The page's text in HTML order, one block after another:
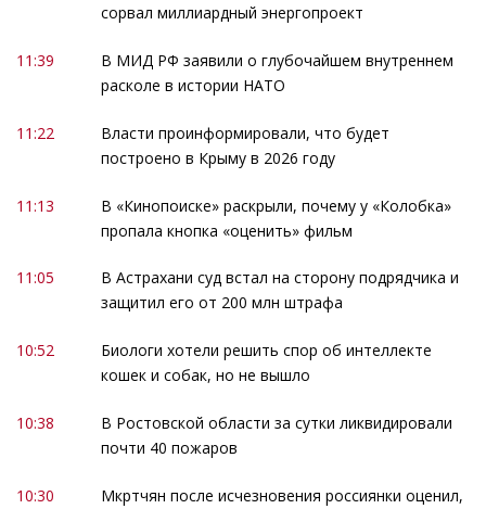
сорвал миллиардный энергопроект
11:39
В МИД РФ заявили о глубочайшем внутреннем
расколе в истории НАТО
11:22
Власти проинформировали, что будет
построено в Крыму в 2026 году
11:13
В «Кинопоиске» раскрыли, почему у «Колобка»
пропала кнопка «оценить» фильм
11:05
В Астрахани суд встал на сторону подрядчика и
защитил его от 200 млн штрафа
10:52
Биологи хотели решить спор об интеллекте
кошек и собак, но не вышло
10:38
В Ростовской области за сутки ликвидировали
почти 40 пожаров
10:30
Мкртчян после исчезновения россиянки оценил,